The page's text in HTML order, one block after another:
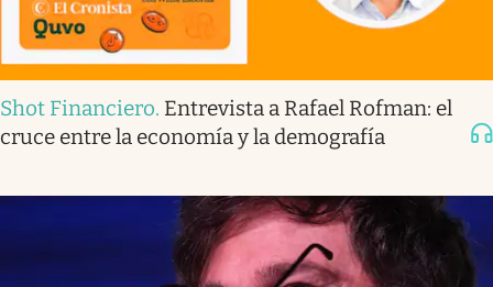
Shot Financiero. Entrevista a Rafael Rofman: el
cruce entre la economía y la demografía